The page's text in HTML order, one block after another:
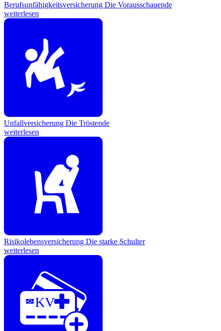
Berufsunfähigkeitsversicherung Die Vorausschauende
weiterlesen
Unfallversicherung Die Tröstende
weiterlesen
Risikolebensversicherung Die starke Schulter
weiterlesen
KV